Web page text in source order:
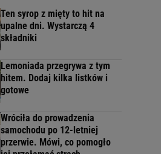
Ten syrop z mięty to hit na
upalne dni. Wystarczą 4
składniki
Lemoniada przegrywa z tym
hitem. Dodaj kilka listków i
gotowe
Wróciła do prowadzenia
samochodu po 12-letniej
przerwie. Mówi, co pomogło